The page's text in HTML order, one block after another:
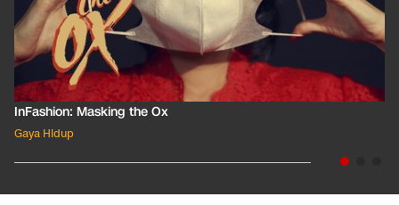
InFashion: Masking the Ox
Gaya Hidup